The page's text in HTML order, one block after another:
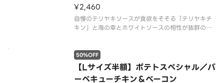
¥2,460
自慢のテリヤキソースが食欲をそそる「テリヤキチ
キン」と海の幸とホワイトソースの相性が抜群の
【Lサイズ半額】ポテトスペシャル／バ
ーベキューチキン＆ベーコン
50%OFF